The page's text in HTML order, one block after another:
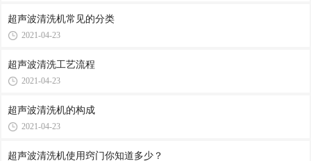
超声波清洗机常见的分类
2021-04-23
超声波清洗工艺流程
2021-04-23
超声波清洗机的构成
2021-04-23
超声波清洗机使用窍门你知道多少？